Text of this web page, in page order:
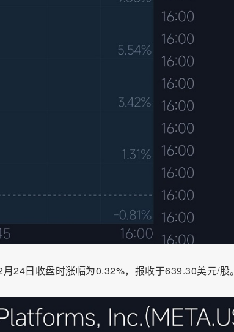
24日收盘时涨幅为0.32%，报收于639.30美元/股。